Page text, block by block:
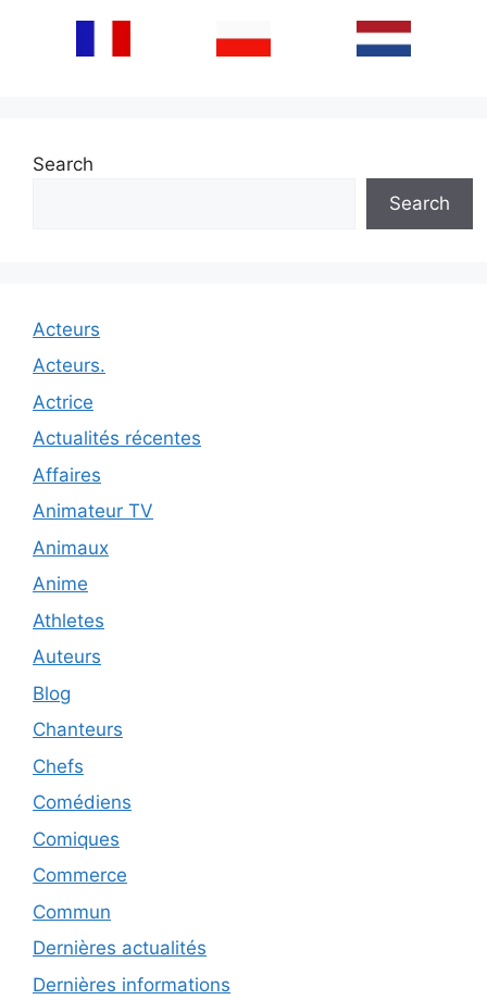
Search
Search
Acteurs
Acteurs.
Actrice
Actualités récentes
Affaires
Animateur TV
Animaux
Anime
Athletes
Auteurs
Blog
Chanteurs
Chefs
Comédiens
Comiques
Commerce
Commun
Dernières actualités
Dernières informations